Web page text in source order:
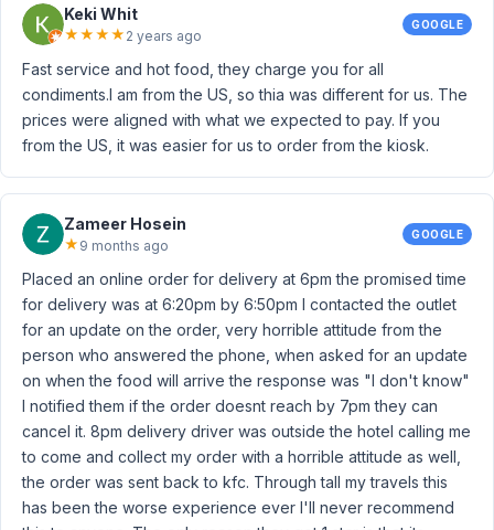
Keki Whit
★★★★ 2 years ago
GOOGLE
Fast service and hot food, they charge you for all
condiments.I am from the US, so thia was different for us. The
prices were aligned with what we expected to pay. If you
from the US, it was easier for us to order from the kiosk.
Zameer Hosein
★ 9 months ago
GOOGLE
Placed an online order for delivery at 6pm the promised time
for delivery was at 6:20pm by 6:50pm I contacted the outlet
for an update on the order, very horrible attitude from the
person who answered the phone, when asked for an update
on when the food will arrive the response was "I don't know"
I notified them if the order doesnt reach by 7pm they can
cancel it. 8pm delivery driver was outside the hotel calling me
to come and collect my order with a horrible attitude as well,
the order was sent back to kfc. Through tall my travels this
has been the worse experience ever I'll never recommend